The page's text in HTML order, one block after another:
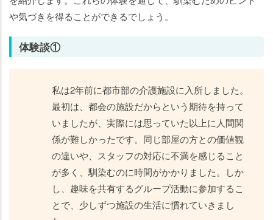
や気づきを得ることができるでしょう。
体験談①
私は2年前に都市部の介護施設に入所しました。
最初は、都会の施設だからという期待を持って
いましたが、実際には思っていた以上に人間関
係が難しかったです。同じ部屋の方との価値観
の違いや、スタッフの対応に不満を感じること
が多く、馴染むのに時間がかかりました。しか
し、趣味を共有するグループ活動に参加するこ
とで、少しずつ施設の生活に慣れていきまし